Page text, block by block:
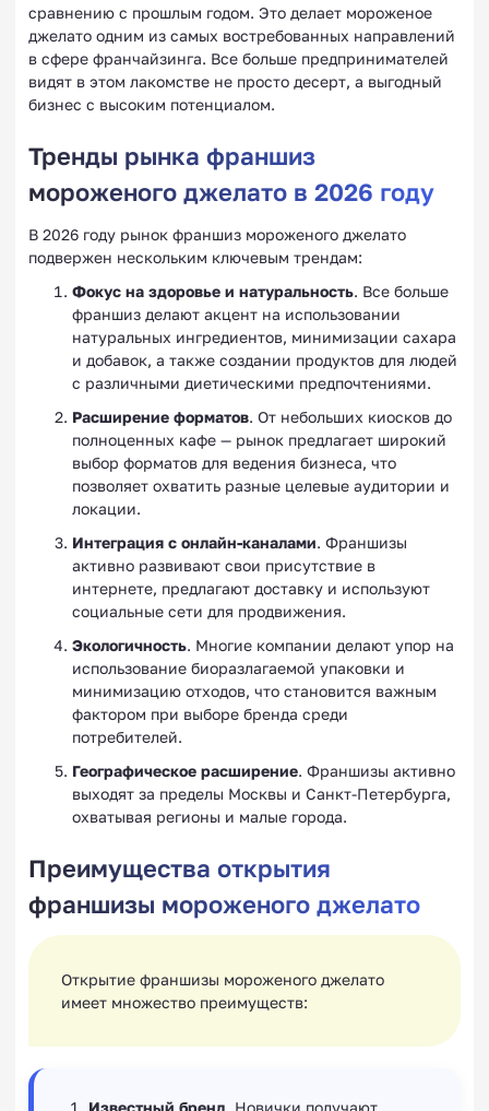
сравнению с прошлым годом. Это делает мороженое
джелато одним из самых востребованных направлений
в сфере франчайзинга. Все больше предпринимателей
видят в этом лакомстве не просто десерт, а выгодный
бизнес с высоким потенциалом.
Тренды рынка франшиз
мороженого джелато в 2026 году
В 2026 году рынок франшиз мороженого джелато
подвержен нескольким ключевым трендам:
Фокус на здоровье и натуральность. Все больше
франшиз делают акцент на использовании
натуральных ингредиентов, минимизации сахара
и добавок, а также создании продуктов для людей
с различными диетическими предпочтениями.
Расширение форматов. От небольших киосков до
полноценных кафе — рынок предлагает широкий
выбор форматов для ведения бизнеса, что
позволяет охватить разные целевые аудитории и
локации.
Интеграция с онлайн-каналами. Франшизы
активно развивают свои присутствие в
интернете, предлагают доставку и используют
социальные сети для продвижения.
Экологичность. Многие компании делают упор на
использование биоразлагаемой упаковки и
минимизацию отходов, что становится важным
фактором при выборе бренда среди
потребителей.
Географическое расширение. Франшизы активно
выходят за пределы Москвы и Санкт-Петербурга,
охватывая регионы и малые города.
Преимущества открытия
франшизы мороженого джелато
Открытие франшизы мороженого джелато
имеет множество преимуществ:
Известный бренд . Новички получают